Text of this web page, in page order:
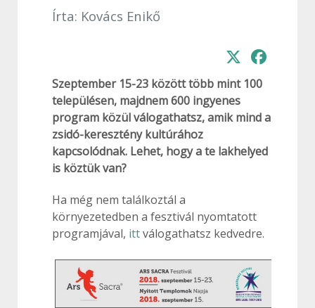
Írta: Kovács Enikő
Szeptember 15-23 között több mint 100
településen, majdnem 600 ingyenes
program közül válogathatsz, amik mind a
zsidó-keresztény kultúrához
kapcsolódnak. Lehet, hogy a te lakhelyed
is köztük van?
Ha még nem találkoztál a
környezetedben a fesztivál nyomtatott
programjával, ittválogathatsz kedvedre.